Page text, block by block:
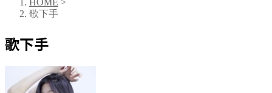
HOME >
歌下手
歌下手